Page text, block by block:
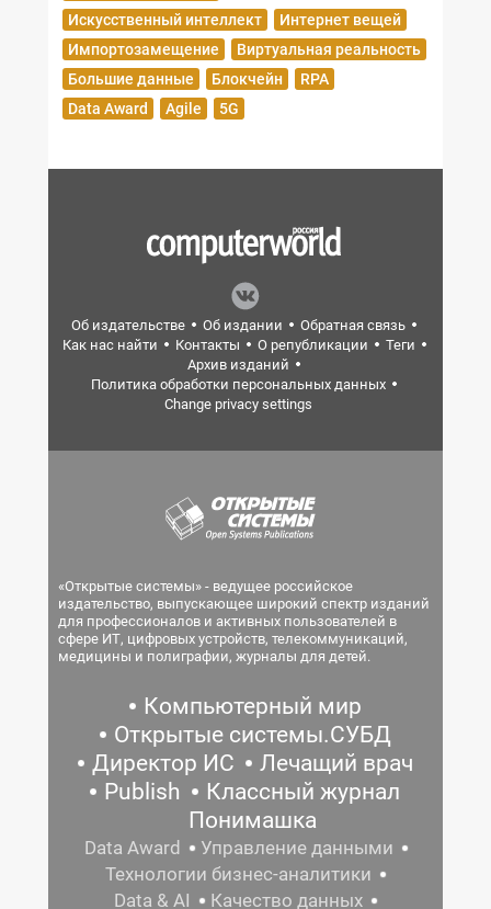
Искусственный интеллект
Интернет вещей
Импортозамещение
Виртуальная реальность
Большие данные
Блокчейн
RPA
Data Award
Agile 5G
Об издательстве Об издании
Обратная связь
Как нас найти
Контакты О републикации
Теги
Архив изданий
Политика обработки персональных данных
Change privacy settings
«Открытые системы» - ведущее российское
издательство, выпускающее широкий спектр изданий
для профессионалов и активных пользователей в
сфере ИТ, цифровых устройств, телекоммуникаций,
медицины и полиграфии, журналы для детей.
Компьютерный мир
Открытые системы.СУБД
Директор ИС
Лечащий врач
Publish
Классный журнал
Понимашка
Data Award
Управление данными
Технологии бизнес-аналитики
Data & AI
Качество данных